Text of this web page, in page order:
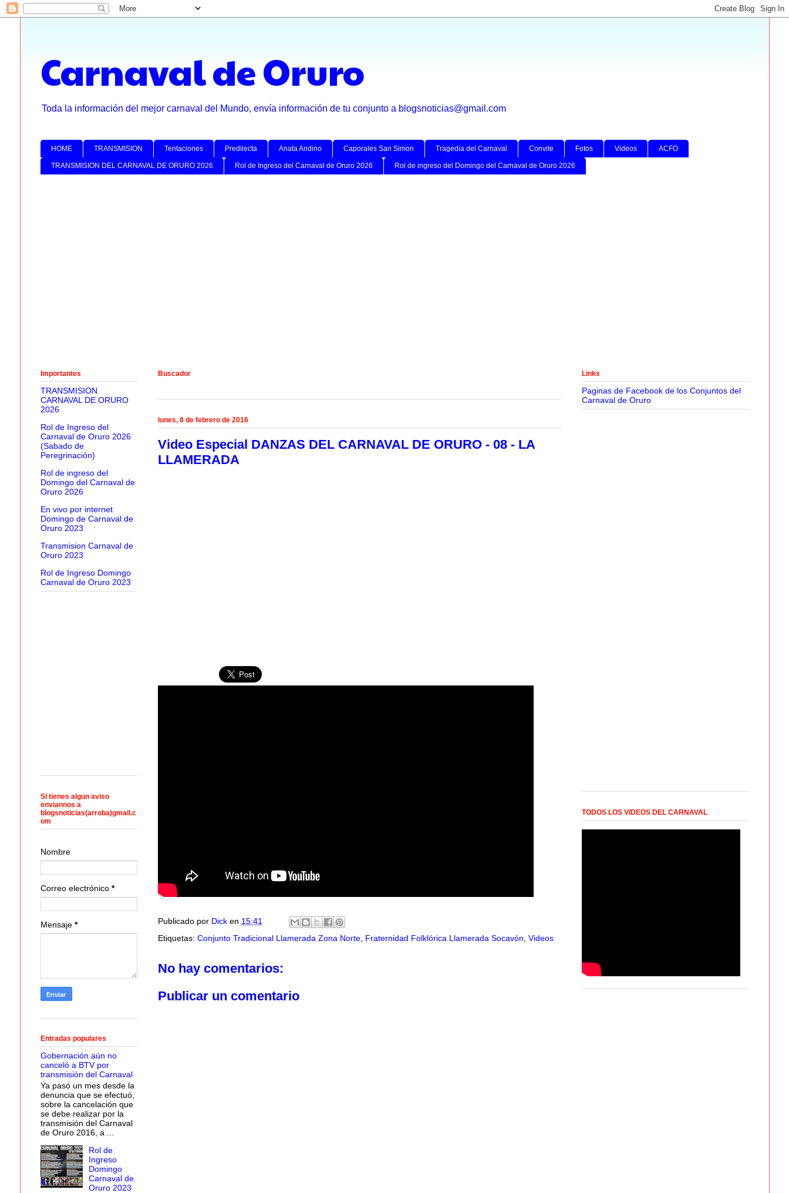
Carnaval de Oruro
Toda la información del mejor carnaval del Mundo, envía información de tu conjunto a blogsnoticias@gmail.com
HOME TRANSMISION Tentaciones Predilecta Anata Andino Caporales San Simon Tragedia del Carnaval Convite Fotos Videos ACFO
TRANSMISION DEL CARNAVAL DE ORURO 2026 Rol de Ingreso del Carnaval de Oruro 2026 Rol de ingreso del Domingo del Carnaval de Oruro 2026
Buscador
lunes, 8 de febrero de 2016
Video Especial DANZAS DEL CARNAVAL DE ORURO - 08 - LA
LLAMERADA
Publicado por Dick en 15:41
Etiquetas: Conjunto Tradicional Llamerada Zona Norte, Fraternidad Folklórica Llamerada Socavón Videos
No hay comentarios:
Publicar un comentario
Importantes
TRANSMISION
CARNAVAL DE ORURO
2026
Rol de Ingreso del
Carnaval de Oruro 2026
(Sabado de
Peregrinación)
Rol de ingreso del
Domingo del Carnaval de
Oruro 2026
En vivo por internet
Domingo de Carnaval de
Oruro 2023
Transmision Carnaval de
Oruro 2023
Rol de Ingreso Domingo
Carnaval de Oruro 2023
Si tienes algun aviso
enviannos a
blogsnoticias(arroba)gmail.c
om
Nombre
Correo electrónico *
Mensaje *
Entradas populares
Gobernación aún no
canceló a BTV por
transmisión del Carnaval
Ya pasó un mes desde la
denuncia que se efectuó,
sobre la cancelación que
se debe realizar por la
transmisión del Carnaval
de Oruro 2016, a ...
Rol de
Ingreso
Domingo
Carnaval de
Oruro 2023
Links
Paginas de Facebook de los Conjuntos del
Carnaval de Oruro
TODOS LOS VIDEOS DEL CARNAVAL